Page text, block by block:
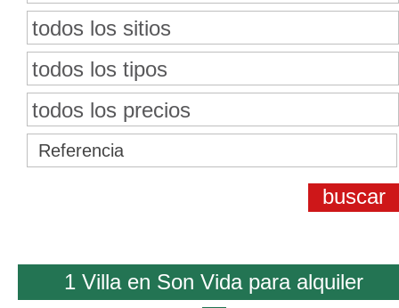
todos los sitios
todos los tipos
todos los precios
1 Villa en Son Vida para alquiler